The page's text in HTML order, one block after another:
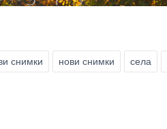
снимки нови снимки села